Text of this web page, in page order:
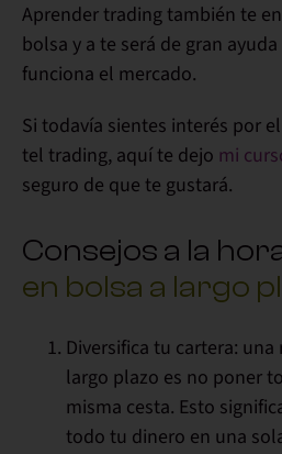
Aprender trading también te
bolsa y a te será de gran
funciona el mercado.
Si todavía sientes interés por
tel trading, aquí te dejo mi
seguro de que te gustará.
Consejos a la
en bolsa a largo
Diversifica tu cartera: una
largo plazo es no poner
misma cesta. Esto
todo tu dinero en una